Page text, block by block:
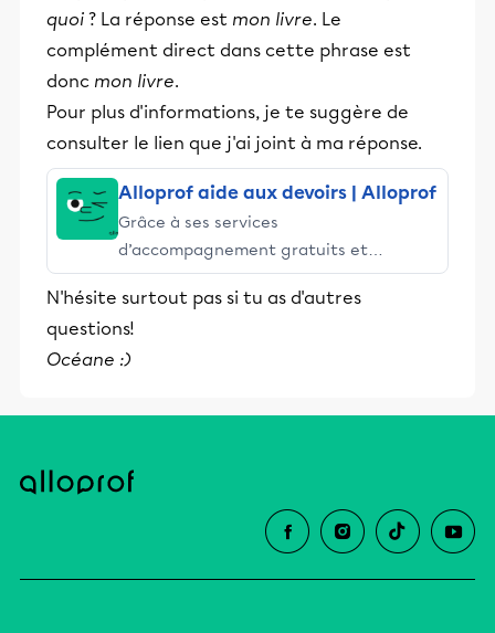
quoi ? La réponse est mon livre. Le
complément direct dans cette phrase est
donc mon livre.
Pour plus d'informations, je te suggère de
consulter le lien que j'ai joint à ma réponse.
Alloprof aide aux devoirs | Alloprof
Grâce à ses services
d’accompagnement gratuits et
stimulants, Alloprof engage les élèves
et leurs parents dans la réussite
éducative.
N'hésite surtout pas si tu as d'autres
questions!
Océane :)